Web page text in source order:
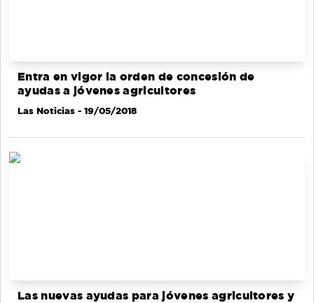
Entra en vigor la orden de concesión de
ayudas a jóvenes agricultores
Las Noticias - 19/05/2018
Las nuevas ayudas para jóvenes agricultores y